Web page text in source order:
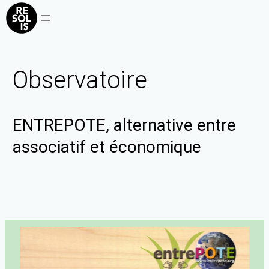
Observatoire
ENTREPOTE, alternative entre
associatif et économique